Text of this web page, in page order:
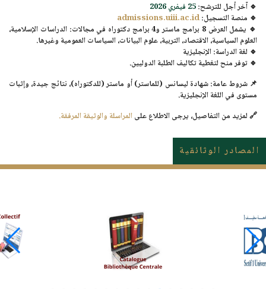
🔹 آخر أجل للترشح:25 فيفري 2026
🔹 منصة التسجيل:admissions.uiii.ac.id
🔹 يشمل العرض 8 برامج ماستر و4 برامج دكتوراه في مجالات: الدراسات الإسلامية،
العلوم السياسية، الاقتصاد، التربية، علوم البيانات، السياسات العمومية وغيرها.
🔹 لغة الدراسة: الإنجليزية
🔹 توفر منح لتغطية تكاليف الطلبة الدوليين.
📌 شروط عامة: شهادة ليسانس (للماستر) أو ماستر (للدكتوراه)، نتائج جيدة، وإثبات
مستوى في اللغة الإنجليزية.
🔗لمزيد من التفاصيل، يرجى الاطلاع علىالمراسلة والوثيقة المرفقة.
المصادر الوثائقية